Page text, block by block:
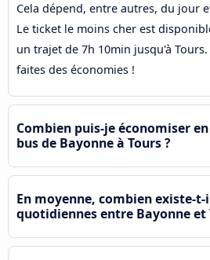
Cela dépend, entre autres, du jour
Le ticket le moins cher est
un trajet de 7h 10min jusqu'à
faites des économies !
Combien puis-je économiser
bus de Bayonne à Tours ?
En moyenne, combien existe-
quotidiennes entre Bayonne et